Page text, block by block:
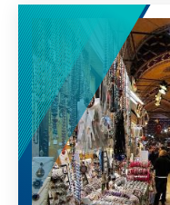
Region könnte die
wirken. Die
Fragen zur
und ihre
auch zu den
deren
Europa nach sich